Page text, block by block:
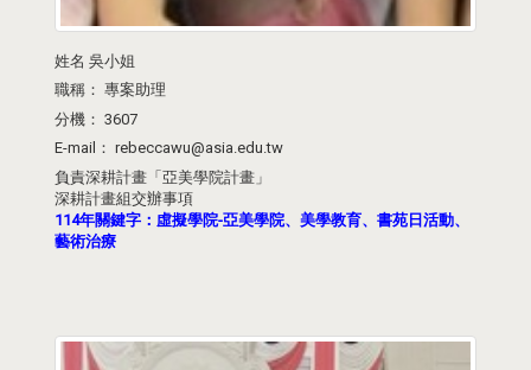
姓名 吳小姐
職稱： 專案助理
分機： 3607
E-mail： rebeccawu@asia.edu.tw
負責深耕計畫「亞美學院計畫」
深耕計畫組交辦事項
114年關鍵字： 虛擬學院-亞美學院、 美學教育、書苑日活動、
藝術治療